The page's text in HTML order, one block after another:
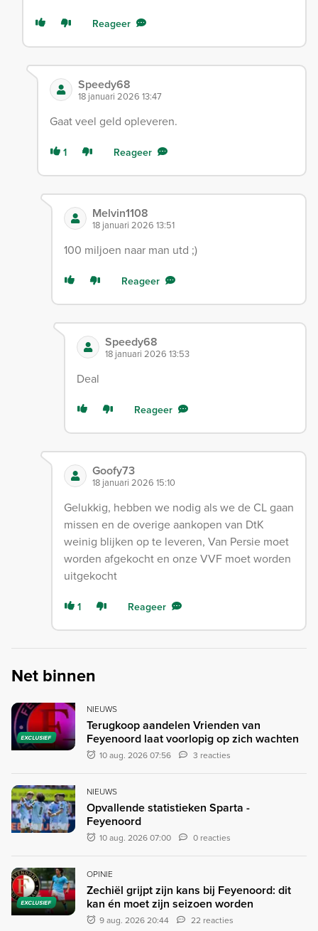
Reageer
Speedy68
18 januari 2026 13:47
Gaat veel geld opleveren.
1 Reageer
Melvin1108
18 januari 2026 13:51
100 miljoen naar man utd ;)
Reageer
Speedy68
18 januari 2026 13:53
Deal
Reageer
Goofy73
18 januari 2026 15:10
Gelukkig, hebben we nodig als we de CL gaan
missen en de overige aankopen van DtK
weinig blijken op te leveren, Van Persie moet
worden afgekocht en onze VVF moet worden
uitgekocht
1 Reageer
Net binnen
EXCLUSIEF
NIEUWS
Terugkoop aandelen Vrienden van
Feyenoord laat voorlopig op zich wachten
10 aug. 2026 07:56 3 reacties
NIEUWS
Opvallende statistieken Sparta -
Feyenoord
10 aug. 2026 07:00 0 reacties
EXCLUSIEF
OPINIE
Zechiël grijpt zijn kans bij Feyenoord: dit
kan én moet zijn seizoen worden
9 aug. 2026 20:44 22 reacties